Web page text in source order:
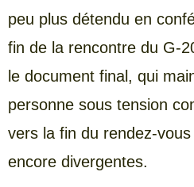
peu plus détendu en
fin de la rencontre du G-
le document final, qui
personne sous tension
vers la fin du rendez-
encore divergentes.